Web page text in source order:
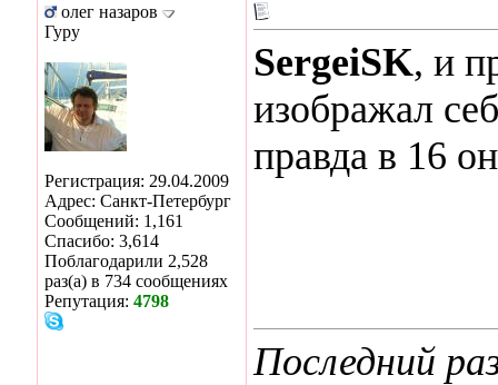
олег назаров
Гуру
Регистрация: 29.04.2009
Адрес: Санкт-Петербург
Сообщений: 1,161
Спасибо: 3,614
Поблагодарили 2,528
раз(а) в 734 сообщениях
Репутация: 4798
SergeiSK, и
изображал
правда в 16
Последний